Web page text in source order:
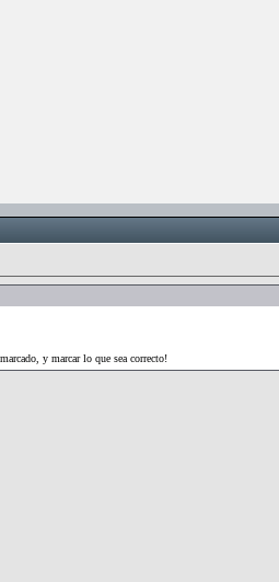
y marcar lo que sea correcto!